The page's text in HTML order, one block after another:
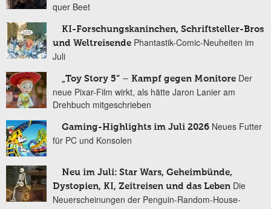
quer Beet
KI-Forschungskaninchen, Schriftsteller-Bros
und Weltreisende Phantastik-Comic-Neuheiten im
Juli
„Toy Story 5“ – Kampf gegen Monitore Der
neue Pixar-Film wirkt, als hätte Jaron Lanier am
Drehbuch mitgeschrieben
Gaming-Highlights im Juli 2026 Neues Futter
für PC und Konsolen
Neu im Juli: Star Wars, Geheimbünde,
Dystopien, KI, Zeitreisen und das Leben Die
Neuerscheinungen der Penguin-Random-House-